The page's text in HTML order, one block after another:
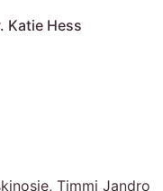
Katie Hess